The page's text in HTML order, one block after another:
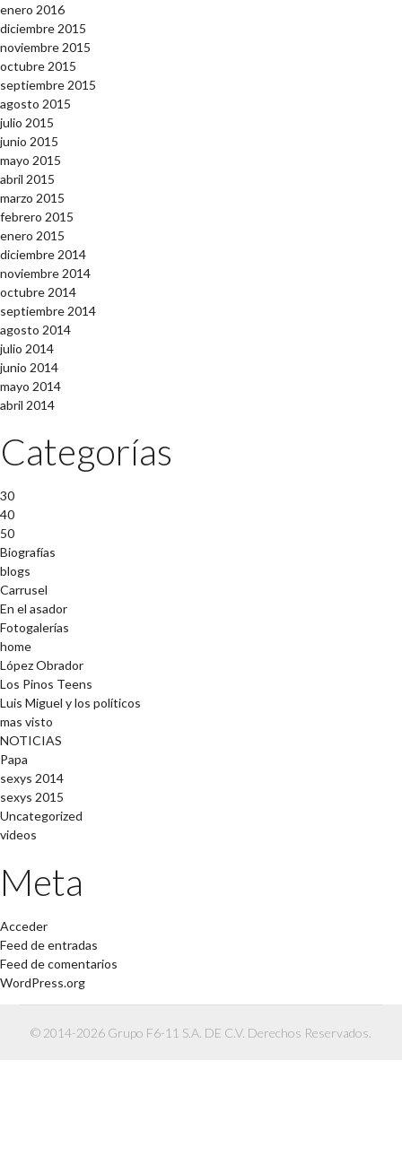
enero 2016
diciembre 2015
noviembre 2015
octubre 2015
septiembre 2015
agosto 2015
julio 2015
junio 2015
mayo 2015
abril 2015
marzo 2015
febrero 2015
enero 2015
diciembre 2014
noviembre 2014
octubre 2014
septiembre 2014
agosto 2014
julio 2014
junio 2014
mayo 2014
abril 2014
Categorías
30
40
50
Biografías
blogs
Carrusel
En el asador
Fotogalerías
home
López Obrador
Los Pinos Teens
Luis Miguel y los políticos
mas visto
NOTICIAS
Papa
sexys 2014
sexys 2015
Uncategorized
videos
Meta
Acceder
Feed de entradas
Feed de comentarios
WordPress.org
© 2014-2026 Grupo F6-11 S.A. DE C.V. Derechos Reservados.